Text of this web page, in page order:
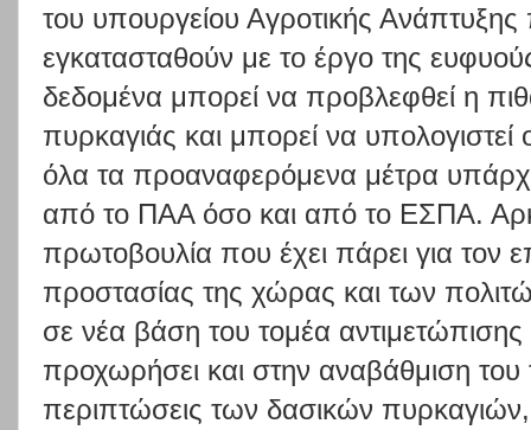
του υπουργείου Αγροτικής
εγκατασταθούν με το έργο της
δεδομένα μπορεί να προβλεφθεί η
πυρκαγιάς και μπορεί να
όλα τα προαναφερόμενα μέτρα
από το ΠΑΑ όσο και από το ΕΣΠΑ.
πρωτοβουλία που έχει πάρει για τον
προστασίας της χώρας και των
σε νέα βάση του τομέα
προχωρήσει και στην αναβάθμιση
περιπτώσεις των δασικών